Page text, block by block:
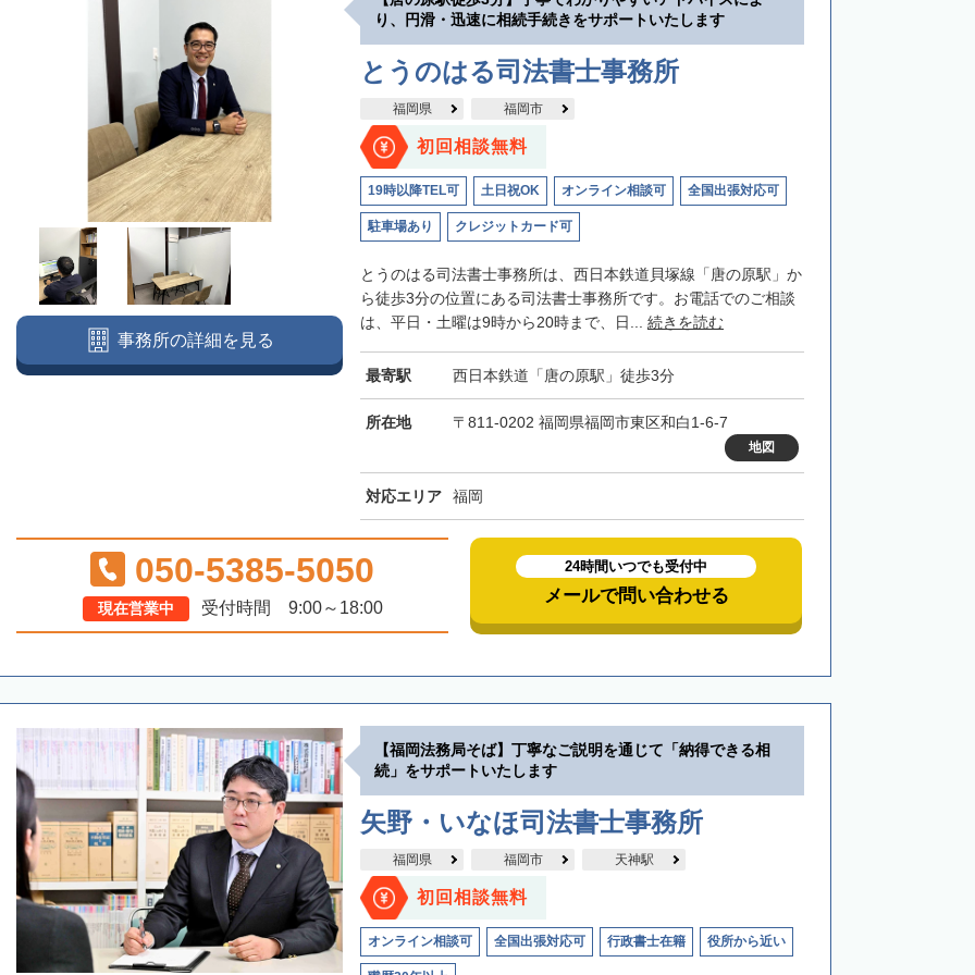
り、円滑・迅速に相続手続きをサポートいたします
とうのはる司法書士事務所
福岡県 福岡市
初回相談無料
19時以降TEL可 土日祝OK オンライン相談可 全国出張対応可
駐車場あり クレジットカード可
とうのはる司法書士事務所は、西日本鉄道貝塚線「唐の原駅」か
ら徒歩3分の位置にある司法書士事務所です。お電話でのご相談
は、平日・土曜は9時から20時まで、日... 続きを読む
最寄駅 西日本鉄道「唐の原駅」徒歩3分
所在地 〒811-0202 福岡県福岡市東区和白1-6-7
地図
対応エリア 福岡
事務所の詳細を見る
050-5385-5050
現在営業中 受付時間 9:00～18:00
24時間いつでも受付中
メールで問い合わせる
【福岡法務局そば】丁寧なご説明を通じて「納得できる相
続」をサポートいたします
矢野・いなほ司法書士事務所
福岡県 福岡市 天神駅
初回相談無料
オンライン相談可 全国出張対応可 行政書士在籍 役所から近い